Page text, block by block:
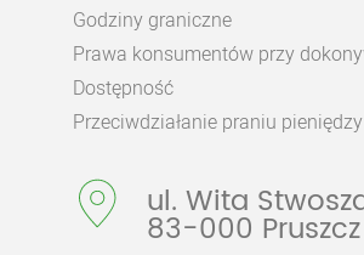
Godziny graniczne
Prawa konsumentów przy
Dostępność
Przeciwdziałanie praniu
ul. Wita
83-000